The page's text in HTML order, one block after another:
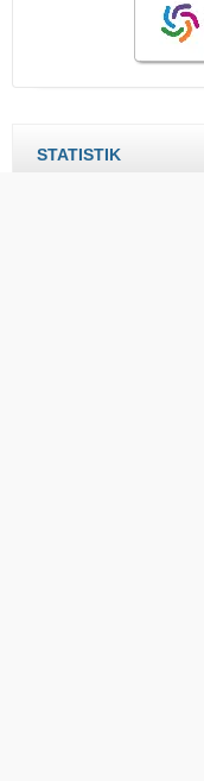
STATISTIK